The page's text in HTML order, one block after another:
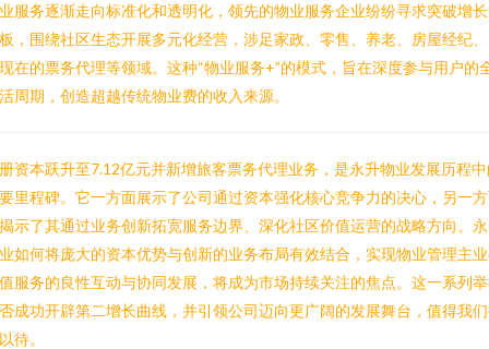
服务逐渐走向标准化和透明化，领先的物业服务企业纷纷寻求突破增
，围绕社区生态开展多元化经营，涉足家政、零售、养老、房屋经纪
在的票务代理等领域。这种“物业服务+”的模式，旨在深度参与用户的
周期，创造超越传统物业费的收入来源。
资本跃升至7.12亿元并新增旅客票务代理业务，是永升物业发展历程
里程碑。它一方面展示了公司通过资本强化核心竞争力的决心，另一
示了其通过业务创新拓宽服务边界、深化社区价值运营的战略方向。
如何将庞大的资本优势与创新的业务布局有效结合，实现物业管理主
服务的良性互动与协同发展，将成为市场持续关注的焦点。这一系列
成功开辟第二增长曲线，并引领公司迈向更广阔的发展舞台，值得我
待。